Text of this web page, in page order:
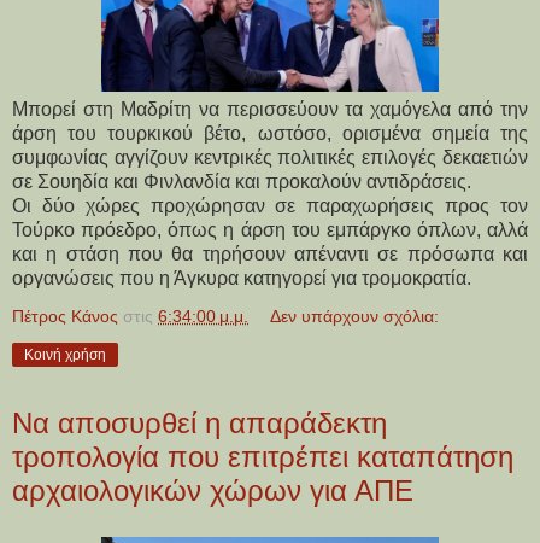
Μπορεί στη Μαδρίτη να περισσεύουν τα χαμόγελα από την
άρση του τουρκικού βέτο, ωστόσο, ορισμένα σημεία της
συμφωνίας αγγίζουν κεντρικές πολιτικές επιλογές δεκαετιών
σε Σουηδία και Φινλανδία και προκαλούν αντιδράσεις.
Οι δύο χώρες προχώρησαν σε παραχωρήσεις προς τον
Τούρκο πρόεδρο, όπως η άρση του εμπάργκο όπλων, αλλά
και η στάση που θα τηρήσουν απέναντι σε πρόσωπα και
οργανώσεις που η Άγκυρα κατηγορεί για τρομοκρατία.
Πέτρος Κάνος στις 6:34:00 μ.μ. Δεν υπάρχουν σχόλια:
Κοινή χρήση
Να αποσυρθεί η απαράδεκτη
τροπολογία που επιτρέπει καταπάτηση
αρχαιολογικών χώρων για ΑΠΕ